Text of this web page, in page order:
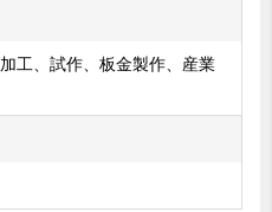
工、試作、板金製作、産業